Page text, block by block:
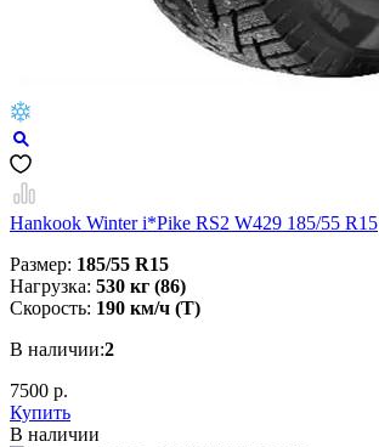
Hankook Winter i*Pike RS2 W429 185/55 R15
Размер: 185/55 R15
Нагрузка: 530 кг (86)
Скорость: 190 км/ч (T)
В наличии:2
7500 р.
Купить
В наличии